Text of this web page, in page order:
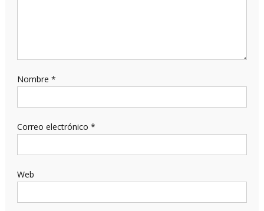
Nombre *
Correo electrónico *
Web